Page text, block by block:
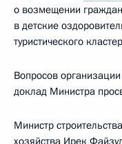
о возмещении
в детские
туристического
Вопросов
доклад Министра
Министр
хозяйства Ирек